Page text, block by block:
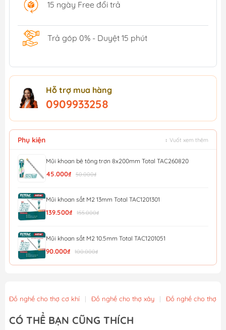
15 ngày Free đổi trả
Trả góp 0% - Duyệt 15 phút
Hỗ trợ mua hàng
0909933258
Phụ kiện ↕ Vuốt xem thêm
Mũi khoan bê tông trơn 8x200mm Total TAC260820
45.000₫ 50.000₫
Mũi khoan sắt M2 13mm Total TAC1201301
139.500₫ 155.000₫
Mũi khoan sắt M2 10.5mm Total TAC1201051
90.000₫ 100.000₫
Khay đựng mũi khoan vặn vít bằng nhựa, có đế từ tính...
90.250₫
Đồ nghề cho thợ cơ khí | Đồ nghề cho thợ xây | Đồ nghề cho thợ
CÓ THỂ BẠN CŨNG THÍCH